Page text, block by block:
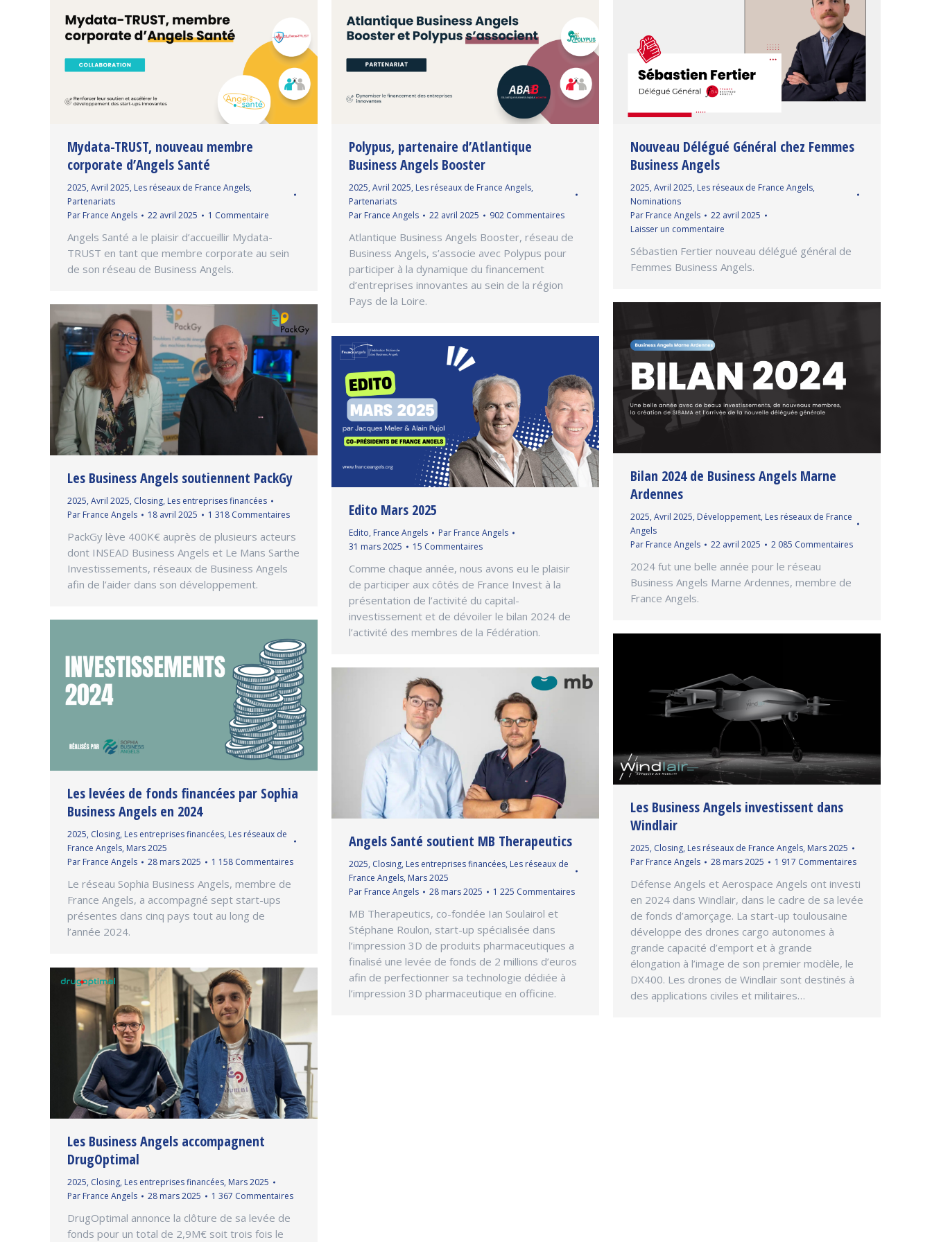
Mydata-TRUST, nouveau membre
corporate d’Angels Santé
2025, Avril 2025, Les réseaux de France Angels,
Partenariats
Par France Angels 22 avril 2025 1 Commentaire
Angels Santé a le plaisir d’accueillir Mydata-
TRUST en tant que membre corporate au sein
de son réseau de Business Angels.
Polypus, partenaire d’Atlantique
Business Angels Booster
2025, Avril 2025, Les réseaux de France Angels,
Partenariats
Par France Angels 22 avril 2025 902 Commentaires
Atlantique Business Angels Booster, réseau de
Business Angels, s’associe avec Polypus pour
participer à la dynamique du financement
d’entreprises innovantes au sein de la région
Pays de la Loire.
Nouveau Délégué Général chez Femmes
Business Angels
2025, Avril 2025, Les réseaux de France Angels,
Nominations
Par France Angels
22 avril 2025
Laisser un commentaire
Sébastien Fertier nouveau délégué général de
Femmes Business Angels.
Bilan 2024 de Business Angels Marne
Ardennes
2025, Avril 2025, Développement, Les réseaux de France
Angels
Par France Angels 22 avril 2025 2 085 Commentaires
2024 fut une belle année pour le réseau
Business Angels Marne Ardennes, membre de
France Angels.
Les Business Angels soutiennent PackGy
2025, Avril 2025, Closing, Les entreprises financées
Par France Angels 18 avril 2025 1 318 Commentaires
PackGy lève 400K€ auprès de plusieurs acteurs
dont INSEAD Business Angels et Le Mans Sarthe
Investissements, réseaux de Business Angels
afin de l’aider dans son développement.
Edito Mars 2025
Edito, France Angels Par France Angels
31 mars 2025
15 Commentaires
Comme chaque année, nous avons eu le plaisir
de participer aux côtés de France Invest à la
présentation de l’activité du capital-
investissement et de dévoiler le bilan 2024 de
l’activité des membres de la Fédération.
Les levées de fonds financées par Sophia
Business Angels en 2024
2025, Closing, Les entreprises financées, Les réseaux de
France Angels, Mars 2025
Par France Angels 28 mars 2025 1 158 Commentaires
Le réseau Sophia Business Angels, membre de
France Angels, a accompagné sept start-ups
présentes dans cinq pays tout au long de
l’année 2024.
Les Business Angels investissent dans
Windlair
2025, Closing, Les réseaux de France Angels, Mars 2025
Par France Angels 28 mars 2025 1 917 Commentaires
Défense Angels et Aerospace Angels ont investi
en 2024 dans Windlair, dans le cadre de sa levée
de fonds d’amorçage. La start-up toulousaine
développe des drones cargo autonomes à
grande capacité d’emport et à grande
élongation à l’image de son premier modèle, le
DX400. Les drones de Windlair sont destinés à
des applications civiles et militaires…
Angels Santé soutient MB Therapeutics
2025, Closing, Les entreprises financées, Les réseaux de
France Angels, Mars 2025
Par France Angels 28 mars 2025 1 225 Commentaires
MB Therapeutics, co-fondée Ian Soulairol et
Stéphane Roulon, start-up spécialisée dans
l’impression 3D de produits pharmaceutiques a
finalisé une levée de fonds de 2 millions d’euros
afin de perfectionner sa technologie dédiée à
l’impression 3D pharmaceutique en officine.
Les Business Angels accompagnent
DrugOptimal
2025, Closing, Les entreprises financées, Mars 2025
Par France Angels 28 mars 2025 1 367 Commentaires
DrugOptimal annonce la clôture de sa levée de
fonds pour un total de 2,9M€ soit trois fois le